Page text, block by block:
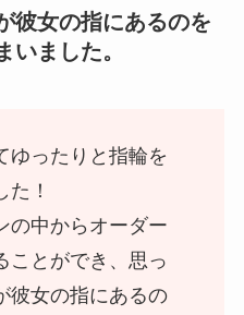
彼女の指にあるのを
いました。
ゆったりと指輪を
！
の中からオーダー
ことができ、思っ
彼女の指にあるの